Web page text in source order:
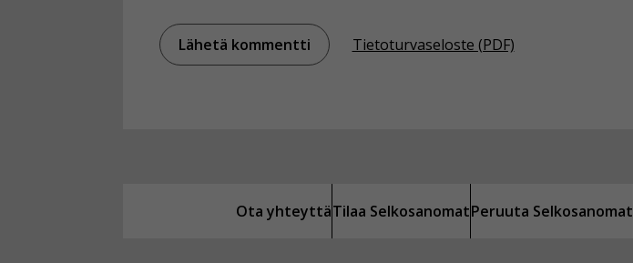
Tietoturvaseloste (PDF)
Ota yhteyttäTilaa SelkosanomatPeruuta Selkosanomat